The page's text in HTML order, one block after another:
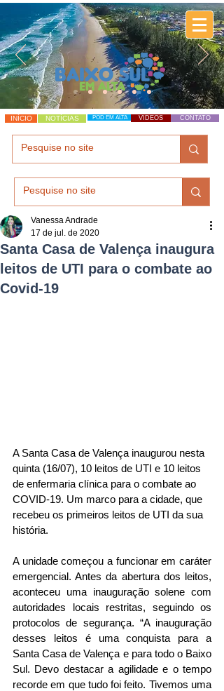
INÍCIO NOTÍCIAS POD EM ALTA VÍDEOS CONTATO
Santa Casa de Valença inaugura
leitos de UTI para o combate ao
Covid-19
Vanessa Andrade
17 de jul. de 2020
A Santa Casa de Valença inaugurou nesta
quinta (16/07), 10 leitos de UTI e 10 leitos
de enfermaria clínica para o combate ao
COVID-19. Um marco para a cidade, que
recebeu os primeiros leitos de UTI da sua
história.
A unidade começou a funcionar em caráter
emergencial. Antes da abertura dos leitos,
aconteceu uma inauguração solene com
autoridades locais restritas, seguindo os
protocolos de segurança. “A inauguração
desses leitos é uma conquista para a
Santa Casa de Valença e para todo o Baixo
Sul. Devo destacar a agilidade e o tempo
recorde em que tudo foi feito. Tivemos uma